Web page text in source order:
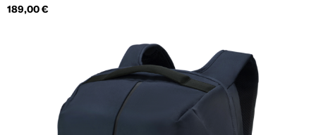
Hind
189,00 €